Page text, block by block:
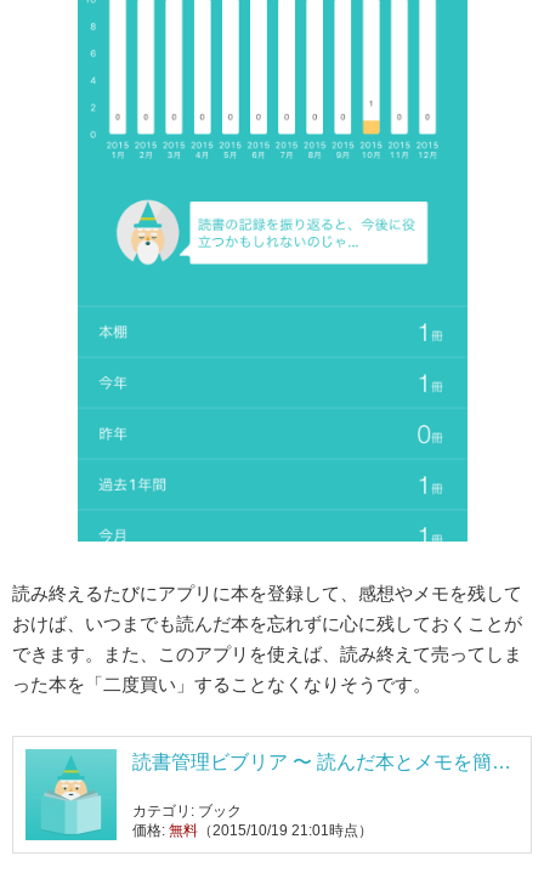
読み終えるたびにアプリに本を登録して、感想やメモを残して
おけば、いつまでも読んだ本を忘れずに心に残しておくことが
できます。また、このアプリを使えば、読み終えて売ってしま
った本を「二度買い」することなくなりそうです。
読書管理ビブリア 〜 読んだ本とメモを簡単
カテゴリ: ブック
価格: 無料 （2015/10/19 21:01時点）